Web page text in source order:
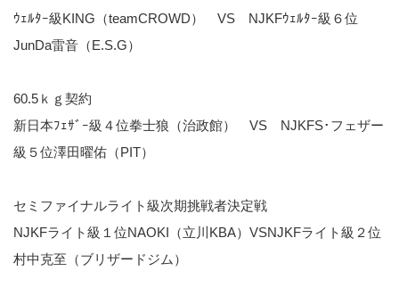
ｳｪﾙﾀｰ級KING（teamCROWD） VS NJKFｳｪﾙﾀｰ級６位
JunDa雷音（E.S.G）
60.5ｋｇ契約
新日本ﾌｪｻﾞｰ級４位拳士狼（治政館） VS NJKFS･フェザー
級５位澤田曜佑（PIT）
セミファイナルライト級次期挑戦者決定戦
NJKFライト級１位NAOKI（立川KBA）VSNJKFライト級２位
村中克至（ブリザードジム）